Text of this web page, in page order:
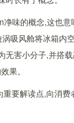
味的概念,这也
吸风舱将冰箱内
害小分子,并搭
果。
要解读点,向消